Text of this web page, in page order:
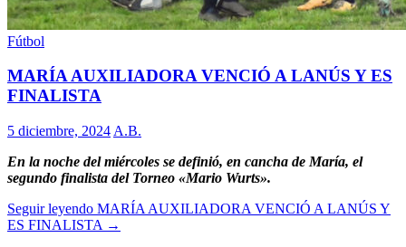
Fútbol
MARÍA AUXILIADORA VENCIÓ A LANÚS Y ES
FINALISTA
5 diciembre, 2024 A.B.
En la noche del miércoles se definió, en cancha de María, el
segundo finalista del Torneo «Mario Wurts».
Seguir leyendo MARÍA AUXILIADORA VENCIÓ A LANÚS Y
ES FINALISTA →